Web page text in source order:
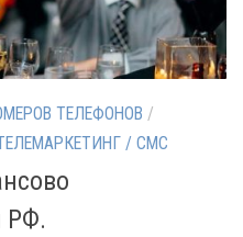
ТЕЛЕФОНОВ /
/ СМС
РФ.